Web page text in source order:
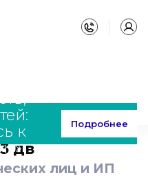
к
Подробнее
Niva Legend 3 дв
дв
лиц и ИП